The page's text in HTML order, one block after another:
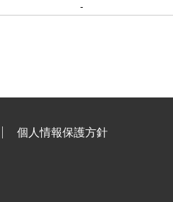
-
個人情報保護方針